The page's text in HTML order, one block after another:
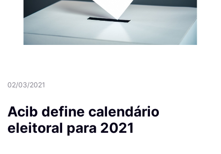
02/03/2021
Acib define calendário
eleitoral para 2021